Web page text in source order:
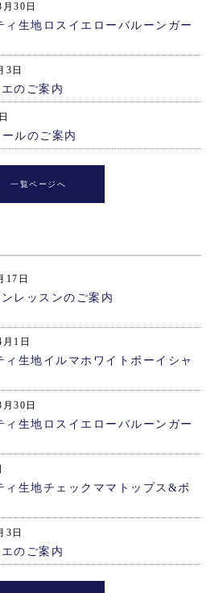
30日
ィ生地ロスイエローバルーンガー
3日
のご案内
ルのご案内
一覧ページへ
17日
レッスンのご案内
1日
生地イルマホワイトボーイシャ
30日
ィ生地ロスイエローバルーンガー
ィ生地チェックママトップス&ボ
3日
のご案内